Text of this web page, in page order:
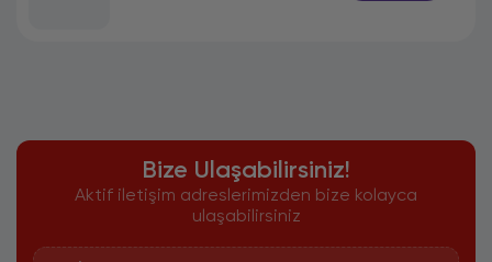
Bize Ulaşabilirsiniz!
Aktif iletişim adreslerimizden bize kolayca
ulaşabilirsiniz